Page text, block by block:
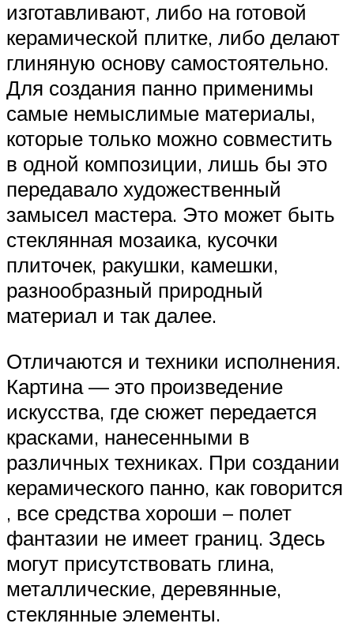
изготавливают, либо на готовой
керамической плитке, либо делают
глиняную основу самостоятельно.
Для создания панно применимы
самые немыслимые материалы,
которые только можно совместить
в одной композиции, лишь бы это
передавало художественный
замысел мастера. Это может быть
стеклянная мозаика, кусочки
плиточек, ракушки, камешки,
разнообразный природный
материал и так далее.
Отличаются и техники исполнения.
Картина — это произведение
искусства, где сюжет передается
красками, нанесенными в
различных техниках. При создании
керамического панно, как говорится
, все средства хороши – полет
фантазии не имеет границ. Здесь
могут присутствовать глина,
металлические, деревянные,
стеклянные элементы.